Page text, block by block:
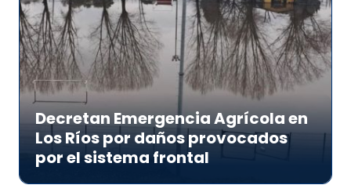
Decretan Emergencia Agrícola en
Los Ríos por daños provocados
por el sistema frontal